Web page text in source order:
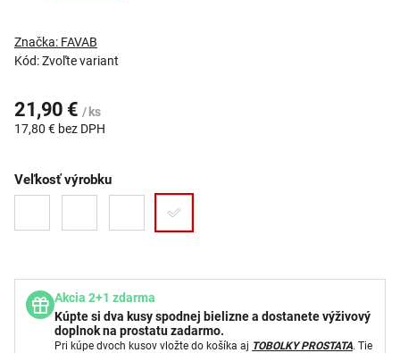
Kód:Zvoľte variant
Značka: FAVAB
21,90 € / ks
17,80 € bez DPH
Veľkosť výrobku
Akcia 2+1 zdarma
Kúpte si dva kusy spodnej bielizne a dostanete výživový
doplnok na prostatu zadarmo.
Pri kúpe dvoch kusov vložte do košíka aj TOBOLKY PROSTATA. Tie